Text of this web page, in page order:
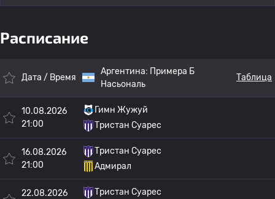
Расписание
Дата / Время
Аргентина: Примера Б
Насьональ
Таблица
10.08.2026
21:00
Гимн Жужуй
Тристан Суарес
16.08.2026
21:00
Тристан Суарес
Адмирал
22.08.2026
Тристан Суарес